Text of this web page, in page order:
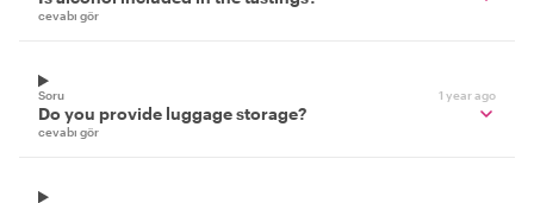
cevabı gör
Soru 1 year ago
Do you provide luggage storage?
cevabı gör